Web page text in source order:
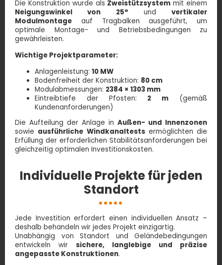
Die Konstruktion wurde als Zweistützsystem mit einem
Neigungswinkel von 25° und vertikaler
Modulmontage auf Tragbalken ausgeführt, um
optimale Montage- und Betriebsbedingungen zu
gewährleisten.
Wichtige Projektparameter:
Anlagenleistung: 10 MW
Bodenfreiheit der Konstruktion: 80 cm
Modulabmessungen: 2384 × 1303 mm
Eintreibtiefe der Pfosten: 2 m (gemäß
Kundenanforderungen)
Die Aufteilung der Anlage in Außen- und Innenzonen
sowie ausführliche Windkanaltestsermöglichten die
Erfüllung der erforderlichen Stabilitätsanforderungen bei
gleichzeitig optimalen Investitionskosten.
Individuelle Projekte für jeden
Standort
Jede Investition erfordert einen individuellen Ansatz –
deshalb behandeln wir jedes Projekt einzigartig.
Unabhängig von Standort und Geländebedingungen
entwickeln wir sichere, langlebige und präzise
angepasste Konstruktionen.